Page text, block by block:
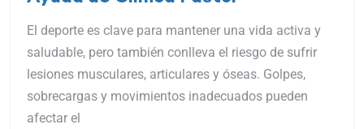
El deporte es clave para mantener una vida activa y
saludable, pero también conlleva el riesgo de sufrir
lesiones musculares, articulares y óseas. Golpes,
sobrecargas y movimientos inadecuados pueden
afectar el